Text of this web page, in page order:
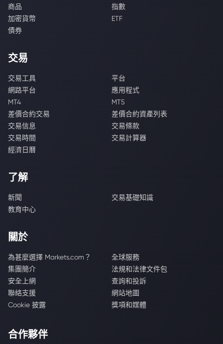
商品
指數
加密貨幣
ETF
債券
交易
交易工具
平台
網路平台
應用程式
MT4
MT5
差價合約交易
差價合約資產列表
交易信息
交易條款
交易時間
交易計算器
經濟日曆
了解
新聞
交易基礎知識
教育中心
關於
為甚麼選擇 Markets.com？
全球服務
集團簡介
法規和法律文件包
安全上網
查詢和投訴
聯絡支援
網站地圖
Cookie 披露
獎項和媒體
合作夥伴